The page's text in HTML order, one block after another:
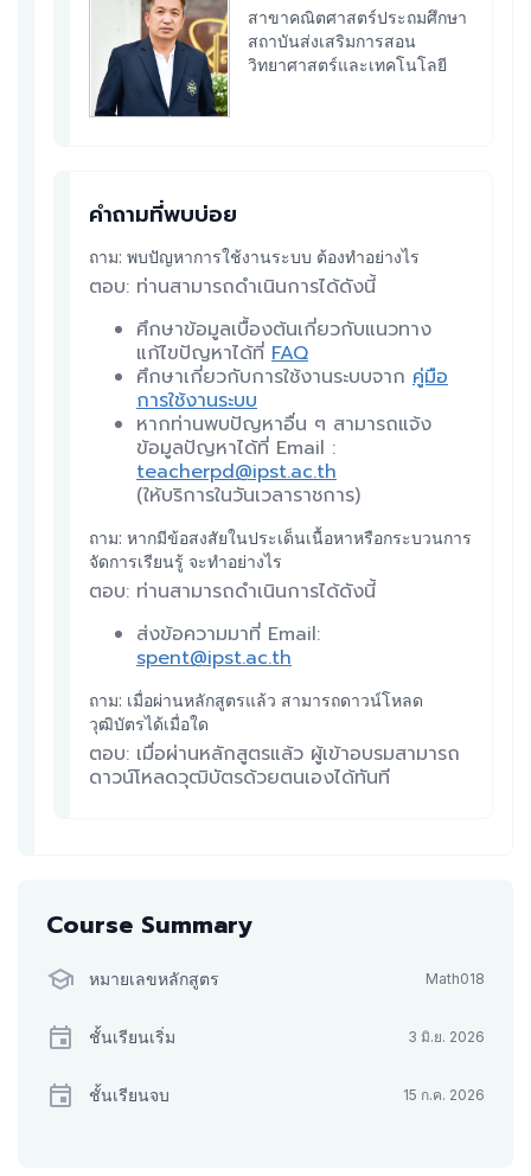
Course Summary
หมายเลขหลักสูตร Math018
ชั้นเรียนเริ่ม 3 มิ.ย. 2026
ชั้นเรียนจบ 15 ก.ค. 2026
สาขาคณิตศาสตร์ประถมศึกษา
สถาบันส่งเสริมการสอน
วิทยาศาสตร์และเทคโนโลยี
คำถามที่พบบ่อย
ถาม: พบปัญหาการใช้งานระบบ ต้องทำอย่างไร
ตอบ: ท่านสามารถดำเนินการได้ดังนี้
ศึกษาข้อมูลเบื้องต้นเกี่ยวกับแนวทาง
แก้ไขปัญหาได้ที่ FAQ
ศึกษาเกี่ยวกับการใช้งานระบบจาก คู่มือ
การใช้งานระบบ
หากท่านพบปัญหาอื่น ๆ สามารถแจ้ง
ข้อมูลปัญหาได้ที่ Email :
teacherpd@ipst.ac.th
(ให้บริการในวันเวลาราชการ)
ถาม: หากมีข้อสงสัยในประเด็นเนื้อหาหรือกระบวนการ
จัดการเรียนรู้ จะทำอย่างไร
ตอบ: ท่านสามารถดำเนินการได้ดังนี้
ส่งข้อความมาที่ Email:
spent@ipst.ac.th
ถาม: เมื่อผ่านหลักสูตรแล้ว สามารถดาวน์โหลด
วุฒิบัตรได้เมื่อใด
ตอบ: เมื่อผ่านหลักสูตรแล้ว ผู้เข้าอบรมสามารถ
ดาวน์โหลดวุฒิบัตรด้วยตนเองได้ทันที